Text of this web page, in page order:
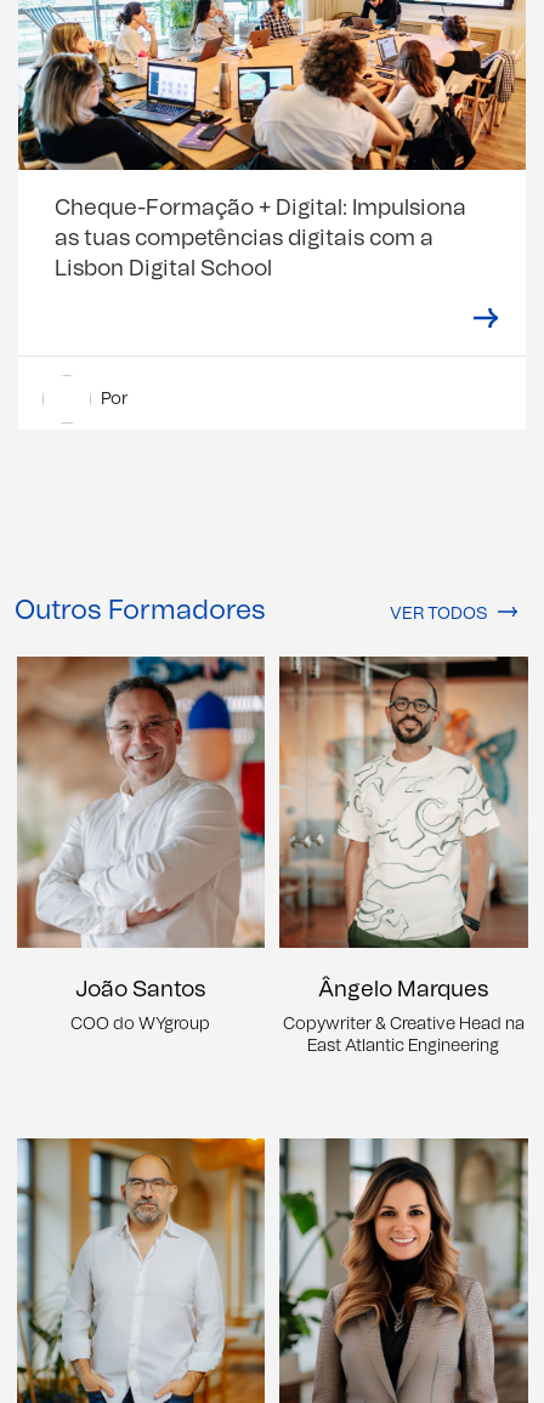
Cheque-Formação + Digital: Impulsiona
as tuas competências digitais com a
Lisbon Digital School
Por
Outros Formadores VER TODOS
João Santos
COO do WYgroup
Ângelo Marques
Copywriter & Creative Head na
East Atlantic Engineering